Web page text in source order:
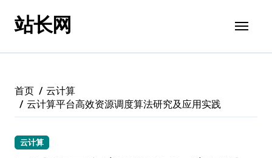
站长网
首页
云计算
云计算平台高效资源调度算法研究及应用实践
云计算